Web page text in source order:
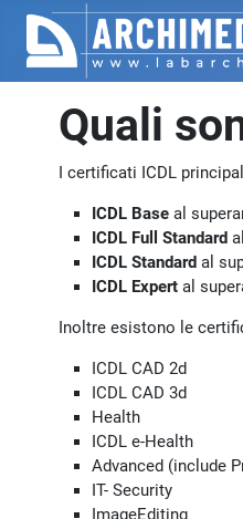
Quali
I certificati ICDL
ICDL Base al
ICDL Full Standard
ICDL Standard al
ICDL Expert al
Inoltre esistono le
ICDL CAD 2d
ICDL CAD 3d
Health
ICDL e-Health
Advanced (include
IT- Security
ImageEditing